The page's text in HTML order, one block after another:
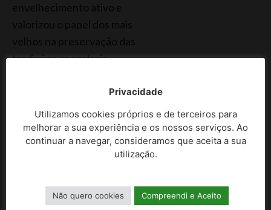
tradições ancestrais.
relevância de ações como
esta, que unem memória e
comunidade, permitindo
daqueles que a moldaram.
A participação dos idosos
Privacidade
Utilizamos cookies próprios e de terceiros para
melhorar a sua experiência e os nossos serviços. Ao
continuar a navegar, consideramos que aceita a sua
utilização.
Não quero cookies Compreendi e Aceito